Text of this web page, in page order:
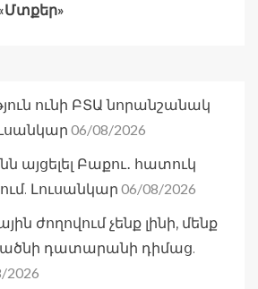
ունի ԲՏԱ նորանշանակ
06/08/2026
այցելել Բաքու․ հատուկ
Լուսանկար 06/08/2026
ժողովում չենք լինի, մենք
դատարանի դիմաց.
2026